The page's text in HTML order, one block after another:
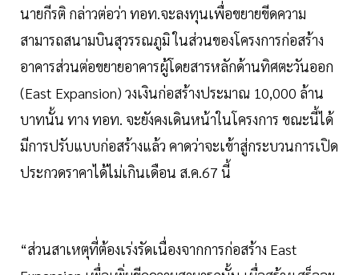
นายกีรติ กล่าวต่อว่า ทอท.จะลงทุนเพื่อขยายขีดความ
สามารถสนามบินสุวรรณภูมิ ในส่วนของโครงการก่อสร้าง
อาคารส่วนต่อขยายอาคารผู้โดยสารหลักด้านทิศตะวันออก
(East Expansion) วงเงินก่อสร้างประมาณ 10,000 ล้าน
บาทนั้น ทาง ทอท. จะยังคงเดินหน้าในโครงการ ขณะนี้ได้
มีการปรับแบบก่อสร้างแล้ว คาดว่าจะเข้าสู่กระบวนการเปิด
ประกวดราคาได้ไม่เกินเดือน ส.ค.67 นี้
“ส่วนสาเหตุที่ต้องเร่งรัดเนื่องจากการก่อสร้าง East